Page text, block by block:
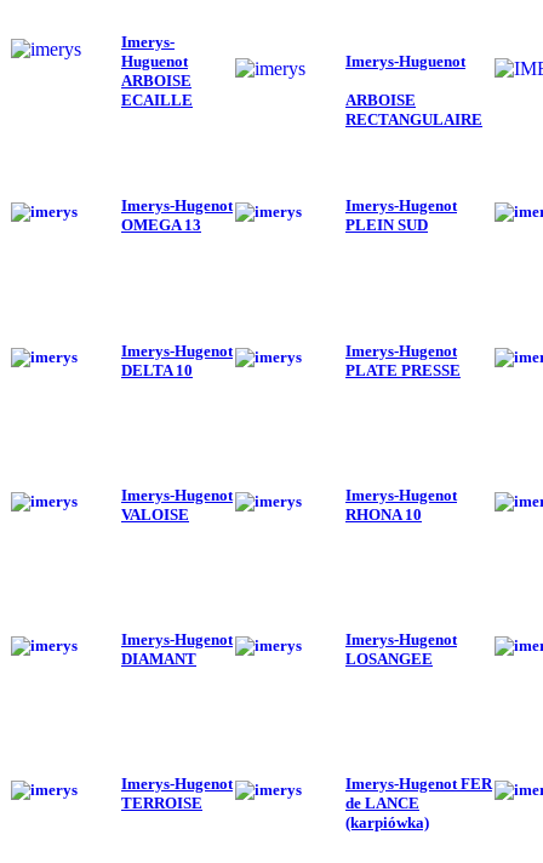
Imerys-
Huguenot
ARBOISE
ECAILLE
Imerys-Huguenot
ARBOISE
RECTANGULAIRE
Imerys-Hugenot
OMEGA 13
Imerys-Hugenot
PLEIN SUD
Imerys-Hugenot
DELTA 10
Imerys-Hugenot
PLATE PRESSE
Imerys-Hugenot
VALOISE
Imerys-Hugenot
RHONA 10
Imerys-Hugenot
DIAMANT
Imerys-Hugenot
LOSANGEE
Imerys-Hugenot
TERROISE
Imerys-Hugenot FER
de LANCE
(karpiówka)